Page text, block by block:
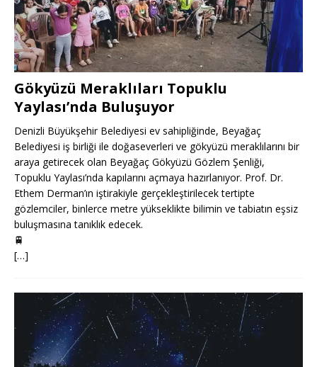
Gökyüzü Meraklıları Topuklu
Yaylası’nda Buluşuyor
Denizli Büyükşehir Belediyesi ev sahipliğinde, Beyağaç
Belediyesi iş birliği ile doğaseverleri ve gökyüzü meraklılarını bir
araya getirecek olan Beyağaç Gökyüzü Gözlem Şenliği,
Topuklu Yaylası’nda kapılarını açmaya hazırlanıyor. Prof. Dr.
Ethem Derman’ın iştirakiyle gerçekleştirilecek tertipte
gözlemciler, binlerce metre yükseklikte bilimin ve tabiatın eşsiz
buluşmasına tanıklık edecek.
🚆
[…]